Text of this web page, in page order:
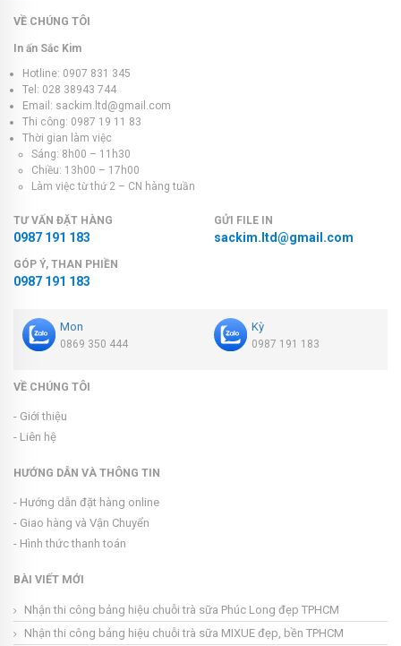
VỀ CHÚNG TÔI
In ấn Sắc Kim
Hotline: 0907 831 345
Tel: 028 38943 744
Email: sackim.ltd@gmail.com
Thi công: 0987 19 11 83
Thời gian làm việc
Sáng: 8h00 – 11h30
Chiều: 13h00 – 17h00
Làm việc từ thứ 2 – CN hàng tuần
TƯ VẤN ĐẶT HÀNG
0987 191 183
GỬI FILE IN
sackim.ltd@gmail.com
GÓP Ý, THAN PHIỀN
0987 191 183
Mon
0869 350 444
Kỳ
0987 191 183
VỀ CHÚNG TÔI
- Giới thiệu
- Liên hệ
HƯỚNG DẪN VÀ THÔNG TIN
- Hướng dẫn đặt hàng online
- Giao hàng và Vận Chuyển
- Hình thức thanh toán
BÀI VIẾT MỚI
Nhận thi công bảng hiệu chuỗi trà sữa Phúc Long đẹp TPHCM
Nhận thi công bảng hiệu chuỗi trà sữa MIXUE đẹp, bền TPHCM